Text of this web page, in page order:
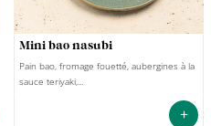
mini bao nasubi
Pain bao, fromage fouetté, aubergines à la
sauce teriyaki,...
+